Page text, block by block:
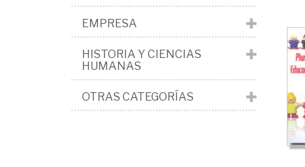
EMPRESA
HISTORIA Y CIENCIAS
HUMANAS
OTRAS CATEGORÍAS